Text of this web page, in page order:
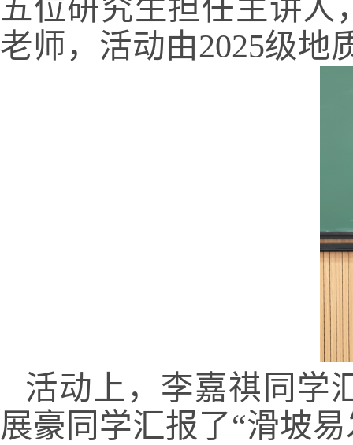
五位研究生担任主讲人
老师，活动由2025级地
活动上，李嘉祺同学
展豪同学汇报了“滑坡